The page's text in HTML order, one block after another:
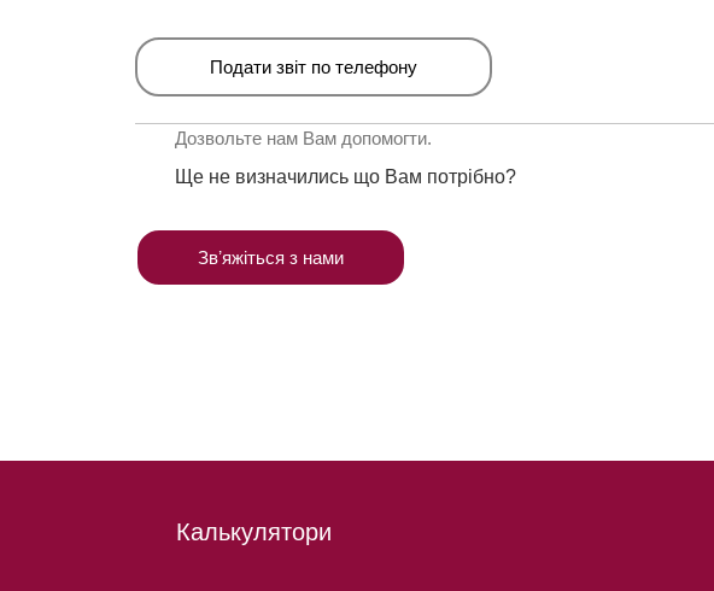
Подати звіт по телефону
Ще не визначились що Вам потрібно?
Дозвольте нам Вам допомогти.
Звʼяжіться з нами
Калькулятори